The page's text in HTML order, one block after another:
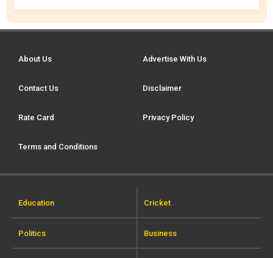
About Us Advertise With Us
Contact Us Disclaimer
Rate Card Privacy Policy
Terms and Conditions
Education Cricket
Politics Business